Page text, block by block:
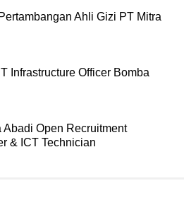
Ahli Gizi PT Mitra
Infrastructure Officer Bomba
Abadi Open Recruitment
& ICT Technician